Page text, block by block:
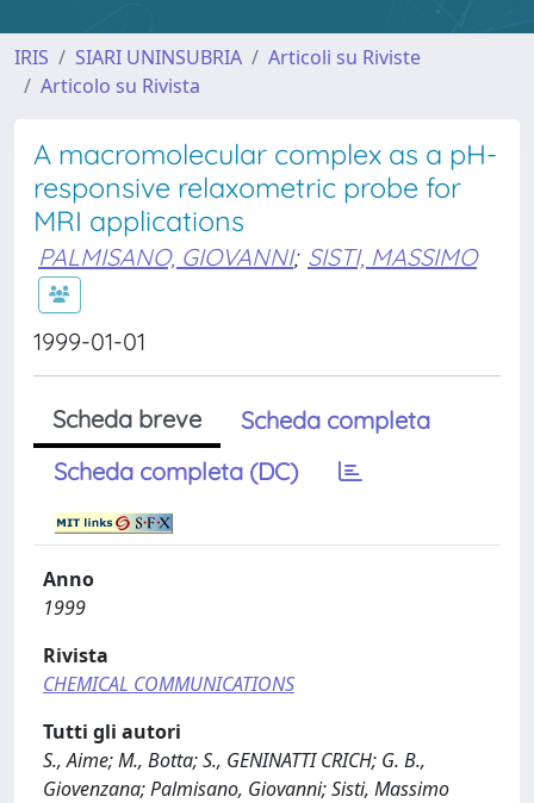
IRIS SIARI UNINSUBRIA
Articoli su Riviste
Articolo su Rivista
A macromolecular complex as a pH-
responsive relaxometric probe for
MRI applications
PALMISANO, GIOVANNI; SISTI, MASSIMO
1999-01-01
Scheda breve
Scheda completa
Scheda completa (DC)
Anno
1999
Rivista
CHEMICAL COMMUNICATIONS
Tutti gli autori
S., Aime; M., Botta; S., GENINATTI CRICH; G. B.,
Giovenzana; Palmisano, Giovanni; Sisti, Massimo